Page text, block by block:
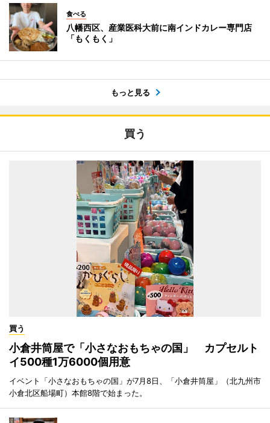
食べる
八幡西区、産業医科大前に南インドカレー専門店
「もくもく」
もっと見る
買う
買う
小倉井筒屋で「小さなおもちゃの国」 カプセルト
イ500種1万6000個用意
イベント「小さなおもちゃの国」が7月8日、「小倉井筒屋」（北九州市
小倉北区船場町）本館8階で始まった。